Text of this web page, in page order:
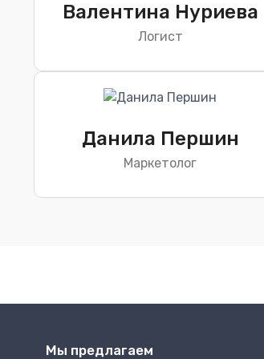
Валентина Нуриева
Логист
Данила Першин
Маркетолог
Мы предлагаем